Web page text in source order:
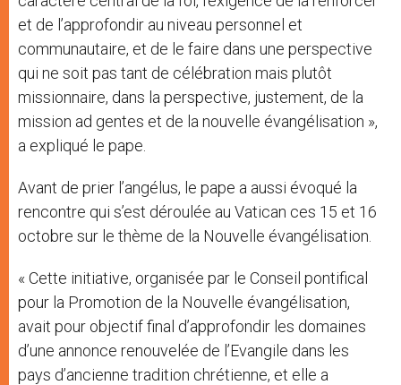
et de l’approfondir au niveau personnel et
communautaire, et de le faire dans une perspective
qui ne soit pas tant de célébration mais plutôt
missionnaire, dans la perspective, justement, de la
mission ad gentes et de la nouvelle évangélisation »,
a expliqué le pape.
Avant de prier l’angélus, le pape a aussi évoqué la
rencontre qui s’est déroulée au Vatican ces 15 et 16
octobre sur le thème de la Nouvelle évangélisation.
« Cette initiative, organisée par le Conseil pontifical
pour la Promotion de la Nouvelle évangélisation,
avait pour objectif final d’approfondir les domaines
d’une annonce renouvelée de l’Evangile dans les
pays d’ancienne tradition chrétienne, et elle a